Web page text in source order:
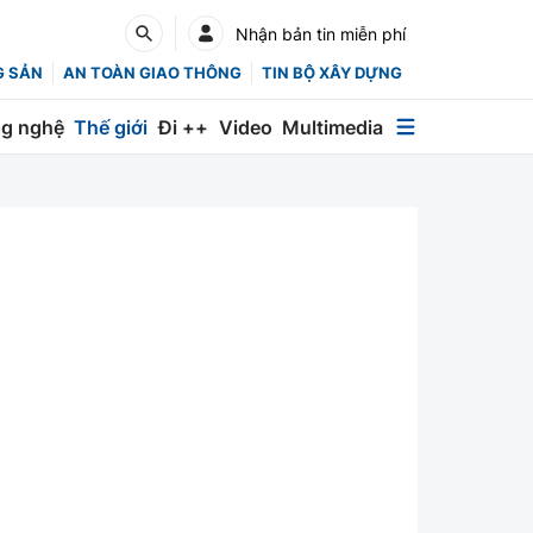
Nhận bản tin miễn phí
SẢN AN TOÀN GIAO THÔNG TIN BỘ XÂY DỰNG
nghệ Thế giới Đi ++ Video Multimedia